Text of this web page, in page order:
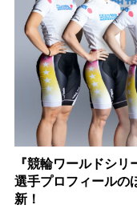
『競輪ワールドシ
選手プロフィールの
新！